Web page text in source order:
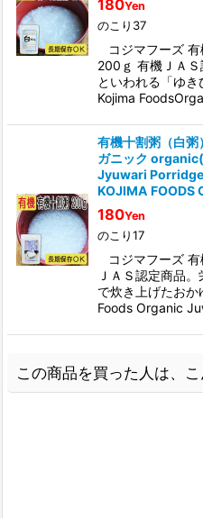
180Yen
のこり37
コジマフーズ 有
200ｇ 有機ＪＡＳ
といわれる「ゆき
Kojima
有機十割粥（白
ガニック
Jyuwari
KOJIMA FOODS
180Yen
のこり17
コジマフーズ
ＪＡＳ認定商品。
で炊き上げたおか
Foods Organic
この商品を買った人は、